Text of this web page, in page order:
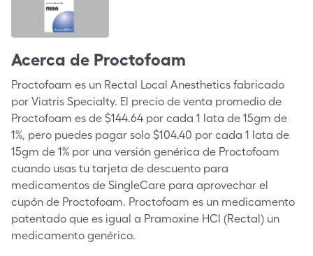
Acerca de Proctofoam
Proctofoam es un Rectal Local Anesthetics fabricado
por Viatris Specialty. El precio de venta promedio de
Proctofoam es de $144.64 por cada 1 lata de 15gm de
1%, pero puedes pagar solo $104.40 por cada 1 lata de
15gm de 1% por una versión genérica de Proctofoam
cuando usas tu tarjeta de descuento para
medicamentos de SingleCare para aprovechar el
cupón de Proctofoam. Proctofoam es un medicamento
patentado que es igual a Pramoxine HCl (Rectal) un
medicamento genérico.